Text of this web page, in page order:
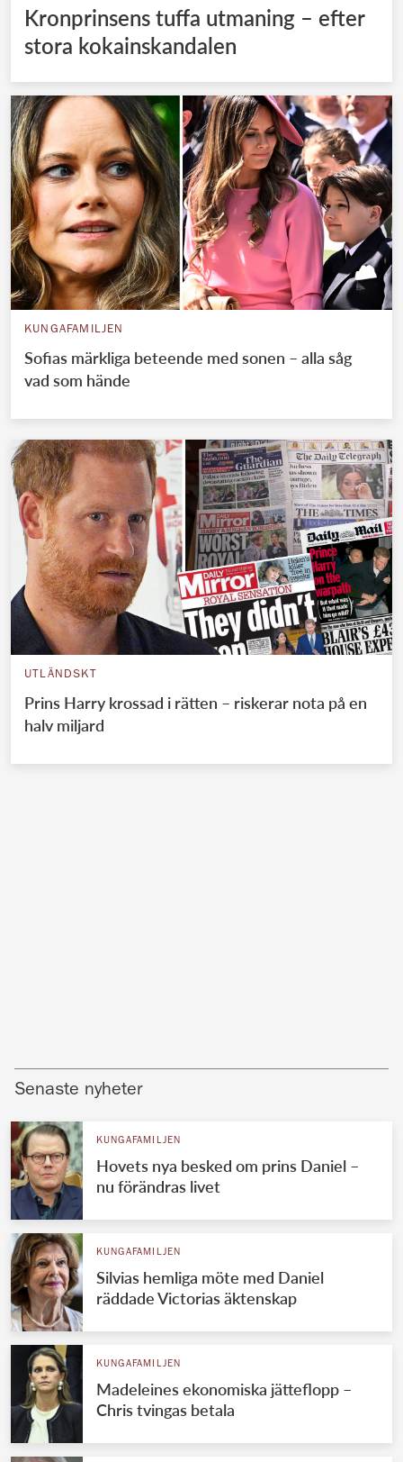
Kronprinsens tuffa utmaning – efter
stora kokainskandalen
KUNGAFAMILJEN
Sofias märkliga beteende med sonen – alla såg
vad som hände
UTLÄNDSKT
Prins Harry krossad i rätten – riskerar nota på en
halv miljard
Senaste nyheter
KUNGAFAMILJEN
Hovets nya besked om prins Daniel –
nu förändras livet
KUNGAFAMILJEN
Silvias hemliga möte med Daniel
räddade Victorias äktenskap
KUNGAFAMILJEN
Madeleines ekonomiska jätteflopp –
Chris tvingas betala